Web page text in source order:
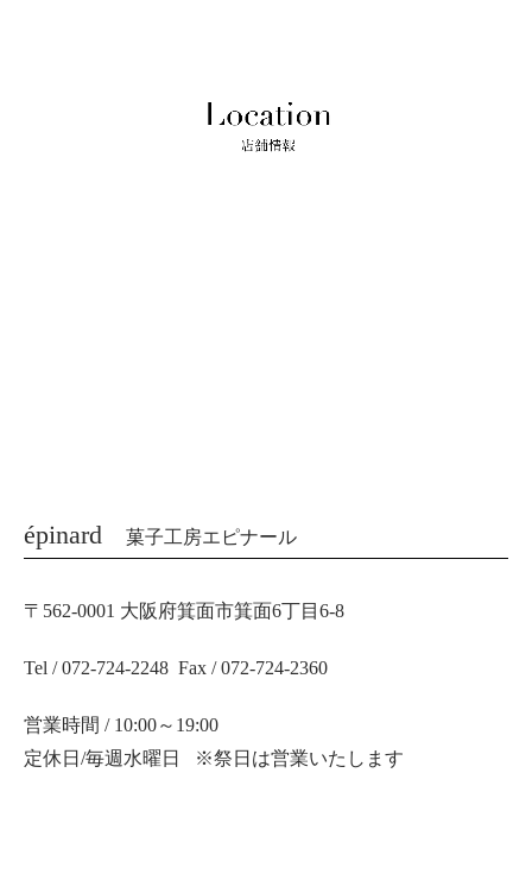
épinard 菓子工房エピナール
〒562-0001 大阪府箕面市箕面6丁目6-8
Tel / 072-724-2248 Fax / 072-724-2360
営業時間 / 10:00～19:00
定休日/毎週水曜日 ※祭日は営業いたします